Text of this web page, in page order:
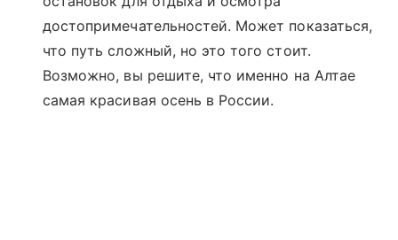
достопримечательностей. Может показаться,
что путь сложный, но это того стоит.
Возможно, вы решите, что именно на Алтае
самая красивая осень в России.